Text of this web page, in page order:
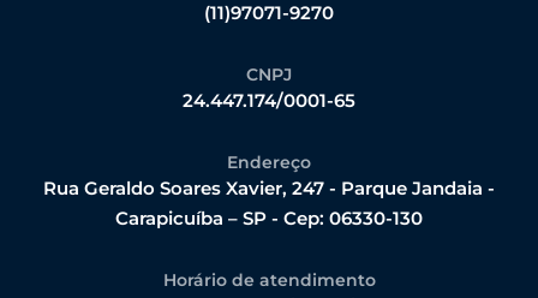
(11)97071-9270
CNPJ
24.447.174/0001-65
Endereço
Rua Geraldo Soares Xavier, 247 - Parque Jandaia -
Carapicuíba – SP - Cep: 06330-130
Horário de atendimento